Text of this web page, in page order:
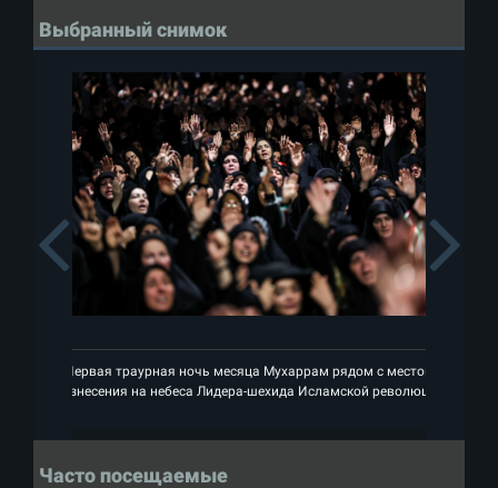
Выбранный снимок
Первая траурная ночь месяца Мухаррам рядом с местом
вознесения на небеса Лидера-шехида Исламской революции
Previous
Часто посещаемые